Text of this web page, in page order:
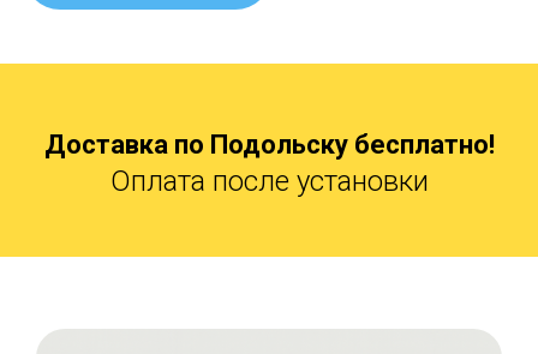
Доставка по Подольску бесплатно!
Оплата после установки